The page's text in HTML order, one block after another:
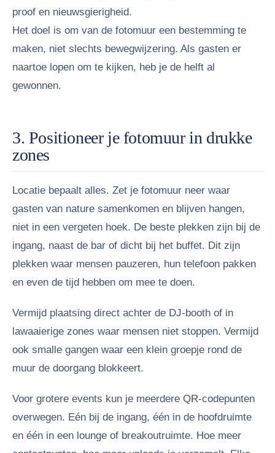
proof en nieuwsgierigheid.
Het doel is om van de fotomuur een bestemming te
maken, niet slechts bewegwijzering. Als gasten er
naartoe lopen om te kijken, heb je de helft al
gewonnen.
3. Positioneer je fotomuur in drukke
zones
Locatie bepaalt alles. Zet je fotomuur neer waar
gasten van nature samenkomen en blijven hangen,
niet in een vergeten hoek. De beste plekken zijn bij de
ingang, naast de bar of dicht bij het buffet. Dit zijn
plekken waar mensen pauzeren, hun telefoon pakken
en even de tijd hebben om mee te doen.
Vermijd plaatsing direct achter de DJ-booth of in
lawaaierige zones waar mensen niet stoppen. Vermijd
ook smalle gangen waar een klein groepje rond de
muur de doorgang blokkeert.
Voor grotere events kun je meerdere QR-codepunten
overwegen. Eén bij de ingang, één in de hoofdruimte
en één in een lounge of breakoutruimte. Hoe meer